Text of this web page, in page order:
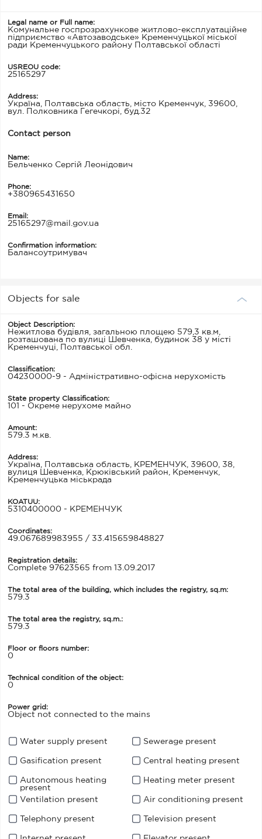
Legal name or Full name:
Комунальне госпрозрахункове житлово-експлуатаційне
підприємство «Автозаводське» Кременчуцької міської
ради Кременчуцького району Полтавської області
USREOU code:
25165297
Address:
Україна, Полтавська область, місто Кременчук, 39600,
вул. Полковника Гегечкорі, буд.32
Contact person
Name:
Бельченко Сергій Леонідович
Phone:
+380965431650
Email:
25165297@mail.gov.ua
Confirmation information:
Балансоутримувач
Objects for sale
Object Description:
Нежитлова будівля, загальною площею 579,3 кв.м,
розташована по вулиці Шевченка, будинок 38 у місті
Кременчуці, Полтавської обл.
Classification:
04230000-9 - Адміністративно-офісна нерухомість
State property Classification:
101 - Окреме нерухоме майно
Amount:
579.3 м.кв.
Address:
Україна, Полтавська область, КРЕМЕНЧУК, 39600, 38,
вулиця Шевченка, Крюківський район, Кременчук,
Кременчуцька міськрада
KOATUU:
5310400000 - КРЕМЕНЧУК
Coordinates:
49.067689983955 / 33.415659848827
Registration details:
Complete 97623565 from 13.09.2017
The total area of the building, which includes the registry, sq.m:
579.3
The total area the registry, sq.m.:
579.3
Floor or floors number:
0
Technical condition of the object:
0
Power grid:
Object not connected to the mains
Water supply present Sewerage present
Gasification present Central heating present
Autonomous heating
present
Heating meter present
Ventilation present Air conditioning present
Telephony present Television present